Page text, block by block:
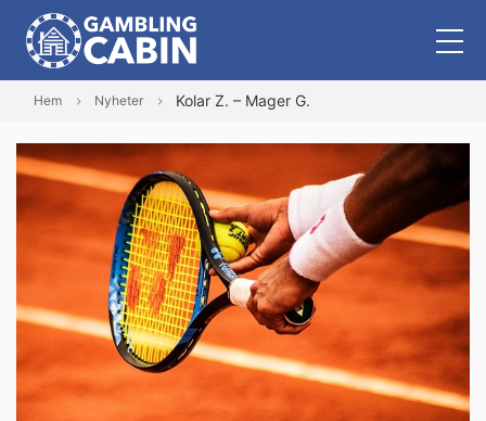
Hem Nyheter Kolar Z. – Mager G.